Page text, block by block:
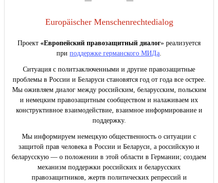
Europäischer Menschenrechtedialog
Проект «Европейский правозащитный диалог» реализуется
при поддержке германского МИДа
Ситуация с политзаключенными и другие правозащитные
проблемы в России и Беларуси становятся год от года все острее.
Мы оживляем диалог между российским, беларусским, польским
и немецким правозащитным сообществом и налаживаем их
конструктивное взаимодействие, взаимное информирование и
поддержку.
Мы информируем немецкую общественность о ситуации с
защитой прав человека в России и Беларуси, а российскую и
беларусскую — о положении в этой области в Германии; создаем
механизм поддержки российских и беларусских
правозащитников, жертв политических репрессий и